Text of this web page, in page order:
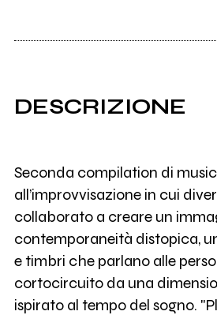
DESCRIZIONE
Seconda compilation di
all’improvvisazione in cui
collaborato a creare un
contemporaneità distopica,
e timbri che parlano alle
cortocircuito da una
ispirato al tempo del sogno.